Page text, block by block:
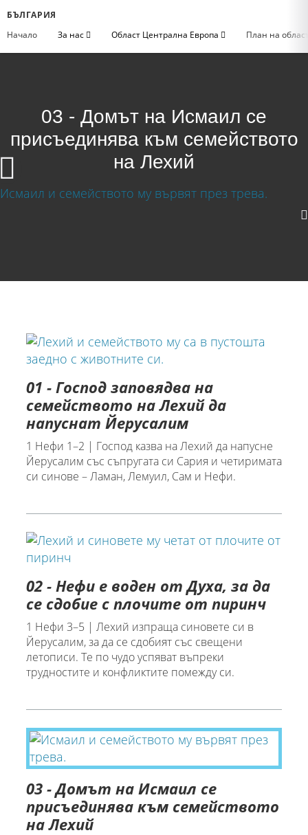
БЪЛГАРИЯ
Начало
За нас Област Централна Европа План на
03 - Домът на Исмаил се
присъединява към семейството
на Лехий
01 - Господ заповядва на
семейството на Лехий да
напуснат Йерусалим
1 Нефи 1–2 | Господ казва на Лехий да напусне
Йерусалим със съпругата си Сария и четиримата
си синове – Ламан, Лемуил, Сам и Нефи.
02 - Нефи е воден от Духа, за да
се сдобие с плочите от пиринч
1 Нефи 3–5 | Лехий изпраща синовете си в
Йерусалим, за да се сдобият със свещени
летописи. Те по чудо успяват въпреки
трудностите и конфликтите помежду си.
03 - Домът на Исмаил се
присъединява към семейството
на Лехий